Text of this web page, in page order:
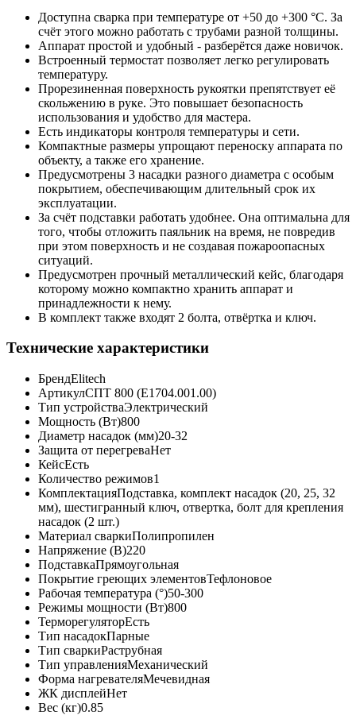
Доступна сварка при температуре от +50 до +300 °С. За
счёт этого можно работать с трубами разной толщины.
Аппарат простой и удобный - разберётся даже новичок.
Встроенный термостат позволяет легко регулировать
температуру.
Прорезиненная поверхность рукоятки препятствует её
скольжению в руке. Это повышает безопасность
использования и удобство для мастера.
Есть индикаторы контроля температуры и сети.
Компактные размеры упрощают переноску аппарата по
объекту, а также его хранение.
Предусмотрены 3 насадки разного диаметра с особым
покрытием, обеспечивающим длительный срок их
эксплуатации.
За счёт подставки работать удобнее. Она оптимальна для
того, чтобы отложить паяльник на время, не повредив
при этом поверхность и не создавая пожароопасных
ситуаций.
Предусмотрен прочный металлический кейс, благодаря
которому можно компактно хранить аппарат и
принадлежности к нему.
В комплект также входят 2 болта, отвёртка и ключ.
Технические характеристики
БрендElitech
АртикулСПТ 800 (E1704.001.00)
Тип устройстваЭлектрический
Мощность (Вт)800
Диаметр насадок (мм)20-32
Защита от перегреваНет
КейсЕсть
Количество режимов1
КомплектацияПодставка, комплект насадок (20, 25, 32
мм), шестигранный ключ, отвертка, болт для крепления
насадок (2 шт.)
Материал сваркиПолипропилен
Напряжение (В)220
ПодставкаПрямоугольная
Покрытие греющих элементовТефлоновое
Рабочая температура (°)50-300
Режимы мощности (Вт)800
ТерморегуляторЕсть
Тип насадокПарные
Тип сваркиРаструбная
Тип управленияМеханический
Форма нагревателяМечевидная
ЖК дисплейНет
Вес (кг)0.85